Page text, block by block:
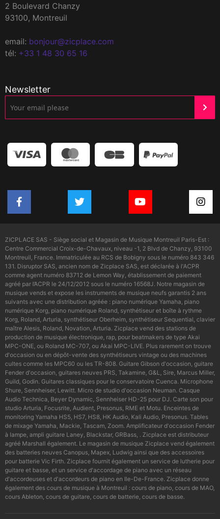
2 Boulevard Chanzy
93100, Montreuil
email: bonjour@zicplace.com
tél: +33 1 48 30 65 16
Newsletter
ZICPLACE SAS - Siège social et Magasin de Musique Montreuil Paris-Est :
Centre Commercial Croix-de-Chavaux, niveau -1, 2 Blvd de Chanzy, 93100
Montreuil, France. Immatriculée au RCS de Bobigny sous le numéro 843 346
131. Disruptor SAS, ancien nom de Zicplace SAS, est déclarée à l'ACPR
comme agent numéro 83712 de Lemon Way, établissement de paiement
agréé par l’ACPR le 24/12/2012 sous le numéro 16568J. Notre magasin de
musique vends et expose les instruments de musique neufs garantis 2 ans
suivants avec une distribution agréée : piano numérique Yamaha, piano
numérique Korg, piano numérique Roland, synthétiseur et boîte à rythme
Korg, Roland, Arturia, synthétiseur Oberheim, synthétiseur Sequential, clavier
maître Alesis, Roland, Novation, Arturia. Zicplace vend des stations de
production de musique électronique, rap, pour beatmakers de type Akai
MPC-ONE, ou Roland MC-707, ou Akai MPC-LIVE. Plus rarement on trouve
d'occasion ou en dépôt-vente des synthétiseurs vintage ou des machines
cultes comme les MPC60 ou les TR-808. Guitare Gibson d'occasion, guitare
Fender d'occasion, guitares neuves PRS, Takamine, G&L, Sire, Marcus Miller,
Guild, Godin. Guitares classiques pour le conservatoire Cuenca. Microphone
Shure, Sennheiser, Lewitt. Micro de studio d'occasion Neuman. Casque
Audio Technica, Beyer Dynamic, Sennheiser HD-25 pour DJ. Carte son pour
studio Arturia, Focusrite, Audient, Presonus, RME et Motu. Enceintes de
monitoring Yamaha HS5, HS7, HS8, HK Audio, Kali Audio, Presonus. Tables
de mixage Yamaha, Mackie, Tascam, Zoom. Amplificateur d'occasion Fender
à lampe, ampli guitare Laney, Blackstar, GRBass, . Zicplace est distributeur
agréé Marshall également. Le magasin de musique Zicplace vend également
des batteries neuves Canopus, Mapex, Ludwig ainsi que des accessoires
pour batterie Vic Firth. Zicplace fournit également un service de lutherie pour
guitare et basse, et un service d'accordage de piano avec un réseau
d'accordeuses et d'accordeurs de piano en Ile-De-France. Zicplace donne
également des cours de musique à Montreuil : cours de piano, cours de MAO,
cours Ableton, cours de guitare, cours de batterie, cours de basse.